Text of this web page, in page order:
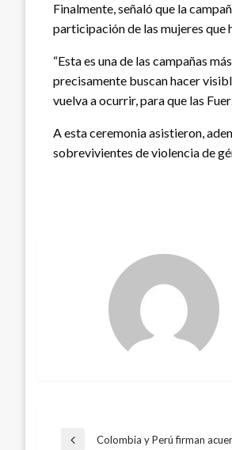
Finalmente, señaló que la
participación de las mujeres que
“Esta es una de las campañas
precisamente buscan hacer
vuelva a ocurrir, para que las
A esta ceremonia asistieron,
sobrevivientes de violencia de
Entrada
Colombia y Perú firman